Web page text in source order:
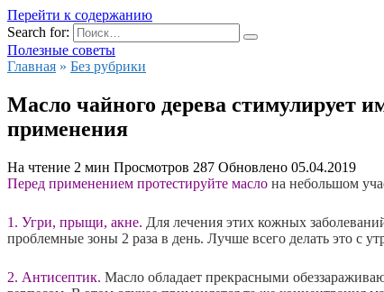
Перейти к содержанию
Search for:
Полезные советы
Главная » Без рубрики
Масло чайного дерева стимулирует
применения
На чтение 2 мин Просмотров 287 Обновлено 05.04.2019
Перед применением протестируйте масло на небольшом
1. Угри, прыщи, акне. Для лечения этих кожных
проблемные зоны 2 раза в день. Лучше всего делать это с
2. Антисептик. Масло обладает прекрасными